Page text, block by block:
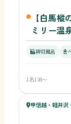
【白馬
ミリー温
貸切風呂
1名1泊〜
64ベビー
54キッズ
甲信越・軽井沢